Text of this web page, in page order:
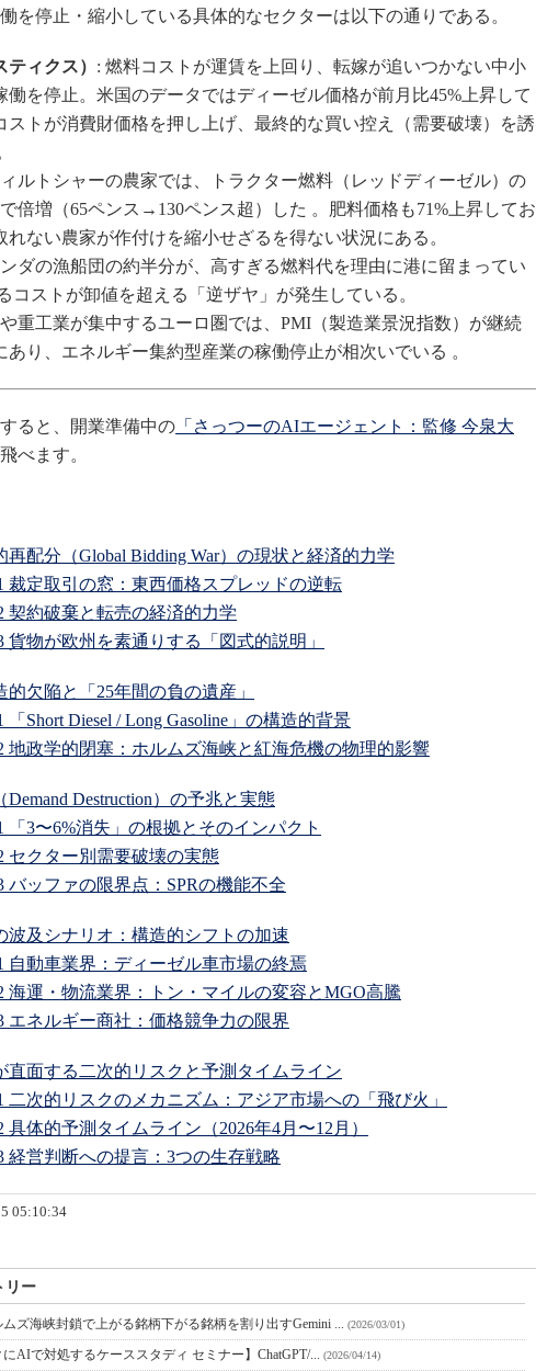
を停止・縮小している具体的なセクターは以下の通りである。
ィクス） : 燃料コストが運賃を上回り、転嫁が追いつかない中小
働を停止。米国のデータではディーゼル価格が前月比45%上昇して
ストが消費財価格を押し上げ、最終的な買い控え（需要破壊）を誘
ルトシャーの農家では、トラクター燃料（レッドディーゼル）の
倍増（65ペンス→130ペンス超）した 。肥料価格も71%上昇してお
れない農家が作付けを縮小せざるを得ない状況にある。
ダの漁船団の約半分が、高すぎる燃料代を理由に港に留まってい
コストが卸値を超える「逆ザヤ」が発生している。
重工業が集中するユーロ圏では、PMI（製造業景況指数）が継続
あり、エネルギー集約型産業の稼働停止が相次いでいる 。
ると、開業準備中の 「さっつーのAIエージェント：監修 今泉大
べます。
再配分（Global Bidding War）の現状と経済的力学
裁定取引の窓：東西価格スプレッドの逆転
契約破棄と転売の経済的力学
貨物が欧州を素通りする「図式的説明」
的欠陥と「25年間の負の遺産」
「Short Diesel / Long Gasoline」の構造的背景
地政学的閉塞：ホルムズ海峡と紅海危機の物理的影響
Demand Destruction）の予兆と実態
「3〜6%消失」の根拠とそのインパクト
セクター別需要破壊の実態
バッファの限界点：SPRの機能不全
波及シナリオ：構造的シフトの加速
自動車業界：ディーゼル車市場の終焉
海運・物流業界：トン・マイルの変容とMGO高騰
エネルギー商社：価格競争力の限界
直面する二次的リスクと予測タイムライン
二次的リスクのメカニズム：アジア市場への「飛び火」
具体的予測タイムライン（2026年4月〜12月）
経営判断への提言：3つの生存戦略
05:10:34
リー
ズ海峡封鎖で上がる銘柄下がる銘柄を割り出すGemini ... (2026/03/01)
にAIで対処するケーススタディ セミナー】ChatGPT/... (2026/04/14)